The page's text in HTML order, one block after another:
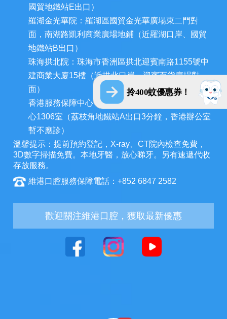
拎400蚊優惠券！
國貿地鐵站E出口）
羅湖金光華院：羅湖區國貿金光華廣場東二門對
面，南湖路凱利商業廣場地鋪（近羅湖口岸、國貿
地鐵站B出口）
珠海拱北院：珠海市香洲區拱北迎賓南路1155號中
建商業大廈15樓（近拱北口岸，迎賓百貨廣場對
面）
香港服務保障中心：九龍荔枝角長裕街11號定豐中
心1306室（荔枝角地鐵站A出口3分鐘，香港辦公室
暫不應診）
溫馨提示：提前預約登記，X-ray、CT院內檢查免費，
3D數字掃描免費。本地牙醫，放心睇牙。另有速遞代收
存放服務。
維港口腔服務保障電話：+852 6847 2582
歡迎關注維港口腔，獲取最新優惠